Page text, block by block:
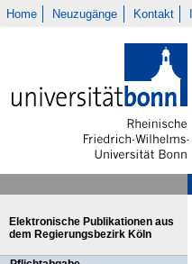
Home Neuzugänge Kontakt
Elektronische Publikationen aus
dem Regierungsbezirk Köln